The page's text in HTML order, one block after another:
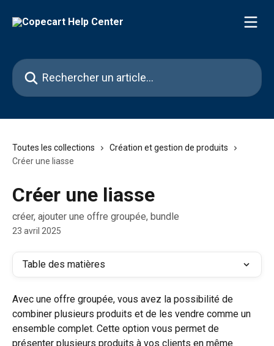
Rechercher un article...
Toutes les collections
Création et gestion de produits
Créer une liasse
Créer une liasse
créer, ajouter une offre groupée, bundle
23 avril 2025
Table des matières
Avec une offre groupée, vous avez la possibilité de
combiner plusieurs produits et de les vendre comme un
ensemble complet. Cette option vous permet de
présenter plusieurs produits à vos clients en même